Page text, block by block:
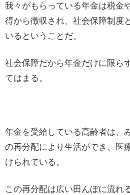
我々がもらっている年金は税金
得から徴収され、社会保障制度
いるということだ。
社会保障だから年金だけに限ら
てはまる。
年金を受給している高齢者は、
の再分配により生活ができ、医
けられている。
この再分配は広い田んぼに流れ